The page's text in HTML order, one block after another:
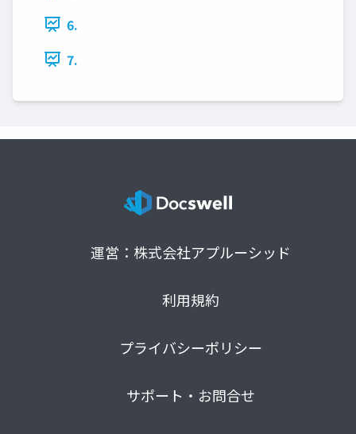
6.
7.
運営：株式会社アプルーシッド
利用規約
プライバシーポリシー
サポート・お問合せ